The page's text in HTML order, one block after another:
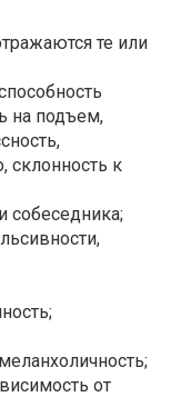
те или
на подъем,
склонность к
собеседника;
от